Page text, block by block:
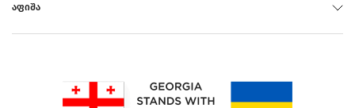
ᲐᲤᲘᲨᲐ